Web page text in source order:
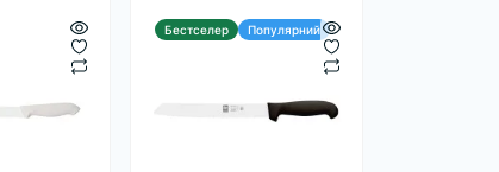
Бестселер Популярний